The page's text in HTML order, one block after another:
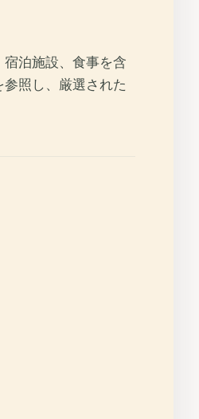
泊施設、食事を含
参照し、厳選された